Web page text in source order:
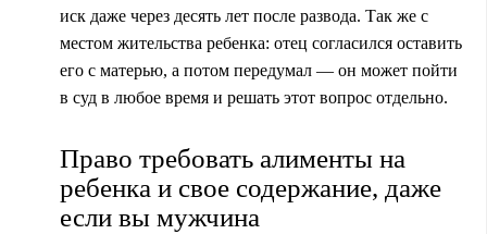
иск даже через десять лет после развода. Так же с
местом жительства ребенка: отец согласился оставить
его с матерью, а потом передумал — он может пойти
в суд в любое время и решать этот вопрос отдельно.
Право требовать алименты на
ребенка и свое содержание, даже
если вы мужчина